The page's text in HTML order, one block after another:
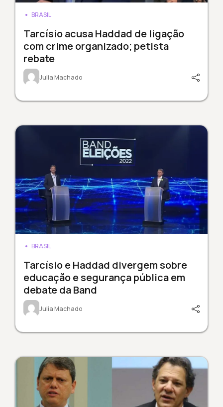
BRASIL
Tarcísio acusa Haddad de ligação
com crime organizado; petista
rebate
Julia Machado
BRASIL
Tarcísio e Haddad divergem sobre
educação e segurança pública em
debate da Band
Julia Machado